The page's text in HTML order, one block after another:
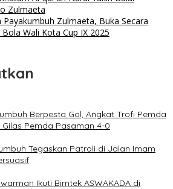
Zulmaeta
Payakumbuh Zulmaeta, Buka Secara
Wali Kota Cup IX 2025
Berpesta Gol, Angkat Trofi Pemda
Pemda Pasaman 4-0
Tegaskan Patroli di Jalan Imam
Ikuti Bimtek ASWAKADA di